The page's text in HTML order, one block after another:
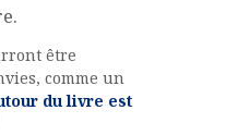
être
comme un
du livre est